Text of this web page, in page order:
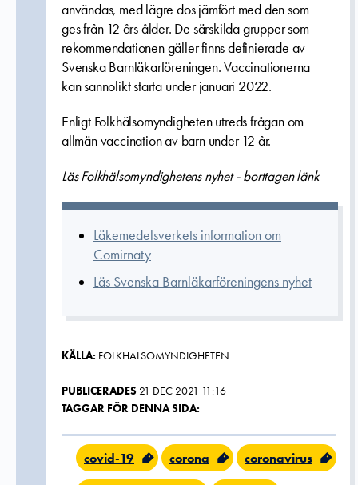
användas, med lägre dos jämfört med den som
ges från 12 års ålder. De särskilda grupper som
rekommendationen gäller finns definierade av
Svenska Barnläkarföreningen. Vaccinationerna
kan sannolikt starta under januari 2022.
Enligt Folkhälsomyndigheten utreds frågan om
allmän vaccination av barn under 12 år.
Läs Folkhälsomyndighetens nyhet - borttagen länk
Läkemedelsverkets information om
Comirnaty
Läs Svenska Barnläkarföreningens nyhet
KÄLLA: FOLKHÄLSOMYNDIGHETEN
PUBLICERADES 21 DEC 2021 11:16
TAGGAR FÖR DENNA SIDA:
covid-19 corona coronavirus